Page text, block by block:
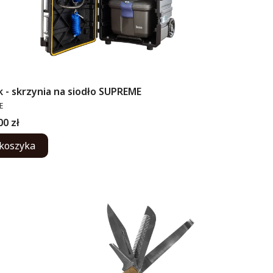
- skrzynia na siodło SUPREME
zł